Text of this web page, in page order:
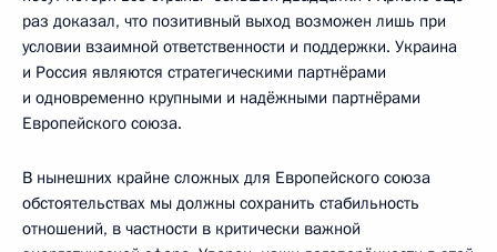
раз доказал, что позитивный выход возможен лишь при
условии взаимной ответственности и поддержки. Украина
и Россия являются стратегическими партнёрами
и одновременно крупными и надёжными партнёрами
Европейского союза.
В нынешних крайне сложных для Европейского союза
обстоятельствах мы должны сохранить стабильность
отношений, в частности в критически важной